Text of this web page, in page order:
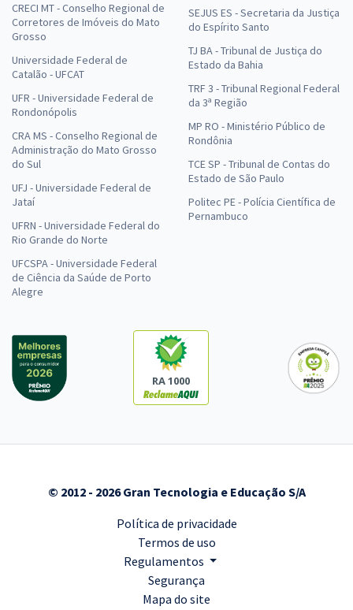
CRECI MT - Conselho Regional de
Corretores de Imóveis do Mato
Grosso
Universidade Federal de
Catalão - UFCAT
UFR - Universidade Federal de
Rondonópolis
CRA MS - Conselho Regional de
Administração do Mato Grosso
do Sul
UFJ - Universidade Federal de
Jataí
UFRN - Universidade Federal do
Rio Grande do Norte
UFCSPA - Universidade Federal
de Ciência da Saúde de Porto
Alegre
SEJUS ES - Secretaria da Justiça
do Espírito Santo
TJ BA - Tribunal de Justiça do
Estado da Bahia
TRF 3 - Tribunal Regional Federal
da 3ª Região
MP RO - Ministério Público de
Rondônia
TCE SP - Tribunal de Contas do
Estado de São Paulo
Politec PE - Polícia Científica de
Pernambuco
RA 1000
© 2012 - 2026 Gran Tecnologia e Educação S/A
Política de privacidade
Termos de uso
Regulamentos
Segurança
Mapa do site